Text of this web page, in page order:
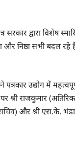
सरकार द्वारा विशेष
और निष्ठा सभी बदल
उद्योग में
श्री राजकुमार
और श्री एस.के.